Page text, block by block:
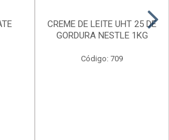
CREME DE LEITE UHT 25 DE
GORDURA NESTLE 1KG
Código: 709